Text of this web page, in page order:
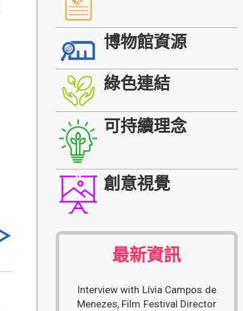
博物館資源
綠色連結
可持續理念
創意視覺
最新資訊
Interview with Lívia Campos de
Menezes, Film Festival Director